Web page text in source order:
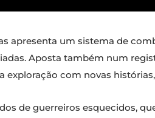
apresenta um sistema de
Aposta também num
com novas
de guerreiros esquecidos,